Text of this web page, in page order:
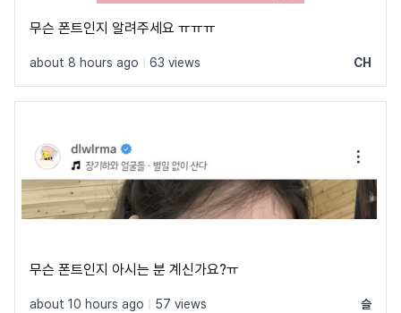
무슨 폰트인지 알려주세요 ㅠㅠㅠ
about 8 hours ago 63 views CH
무슨 폰트인지 아시는 분 계신가요?ㅠ
about 10 hours ago 57 views 슬